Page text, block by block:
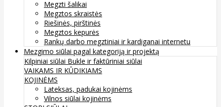
Megzti šalikai
Megztos skraistės
Riešinės, pirštinės
Megztos kepurės
Rankų darbo megztiniai ir kardiganai internetu
Mezgimo siūlai pagal kategoriją ir projektą
Kilpiniai siūlai Bukle ir faktūriniai siūlai
VAIKAMS IR KŪDIKIAMS
KOJINĖMS
Lateksas, padukai kojinėms
Vilnos siūlai kojinėms